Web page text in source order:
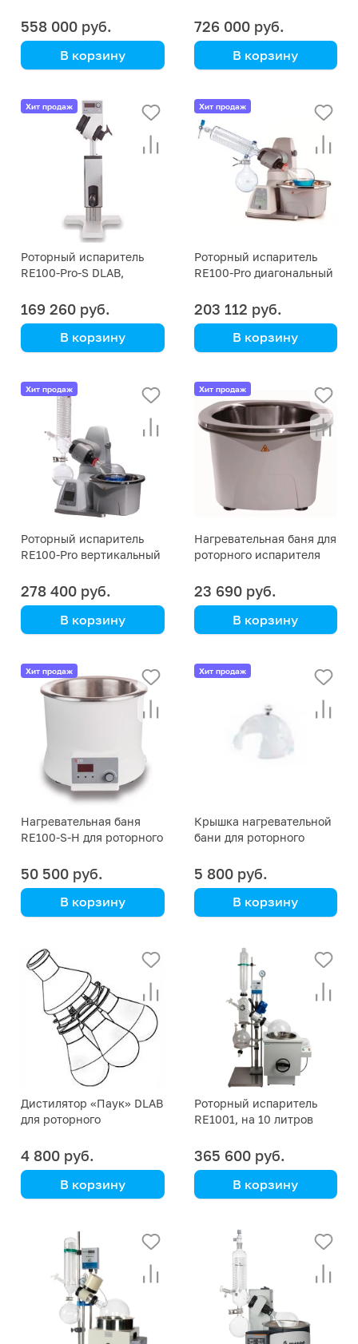
558 000 руб.
В корзину
726 000 руб.
В корзину
с комплектом стекла
Хит продаж
Роторный испаритель
RE100-Pro-S DLAB,
169 260 руб.
В корзину
Хит продаж
Роторный испаритель
RE100-Pro диагональный
203 112 руб.
В корзину
с комплектом стекла
Хит продаж
Роторный испаритель
RE100-Pro вертикальный
278 400 руб.
В корзину
Хит продаж
Нагревательная баня для
роторного испарителя
23 690 руб.
В корзину
Хит продаж
Нагревательная баня
RE100-S-H для роторного
50 500 руб.
В корзину
Хит продаж
Крышка нагревательной
бани для роторного
5 800 руб.
В корзину
Дистилятор «Паук» DLAB
для роторного
4 800 руб.
В корзину
Роторный испаритель
RE1001, на 10 литров
365 600 руб.
В корзину